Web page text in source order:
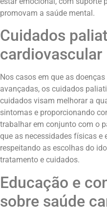
promovam a saúde mental.
Cuidados
cardiovascular
Nos casos em que as
avançadas, os cuidados
cuidados visam melhorar a
sintomas e proporcionando
trabalhar em conjunto com o
que as necessidades físicas e
respeitando as escolhas do
tratamento e cuidados.
Educação e
sobre saúde